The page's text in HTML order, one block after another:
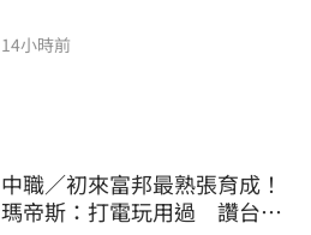
14小時前
中職／初來富邦最熟張育成！
瑪帝斯：打電玩用過 讚台灣